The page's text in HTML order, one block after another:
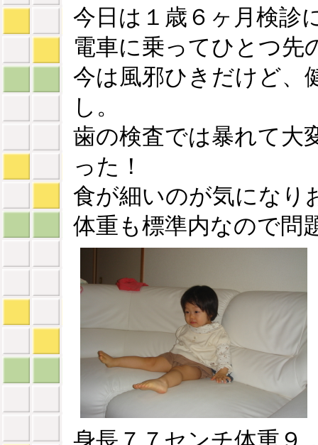
今日は１歳６ヶ月検診
電車に乗ってひとつ先
今は風邪ひきだけど、
し。
歯の検査では暴れて大
った！
食が細いのが気になり
体重も標準内なので問